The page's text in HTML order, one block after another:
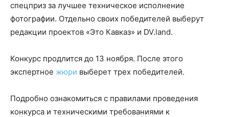
спецприз за лучшее техническое исполнение
фотографии. Отдельно своих победителей выберут
редакции проектов «Это Кавказ» и DV.land.
Конкурс продлится до 13 ноября. После этого
экспертное жюри выберет трех победителей.
Подробно ознакомиться с правилами проведения
конкурса и техническими требованиями к